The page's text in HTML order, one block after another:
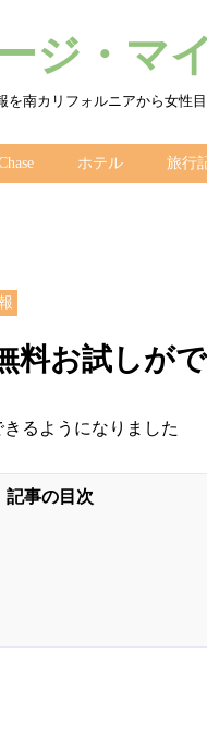
ジ・マ
南カリフォルニアから女性
ホテル 旅行
料お試しが
るようになりました